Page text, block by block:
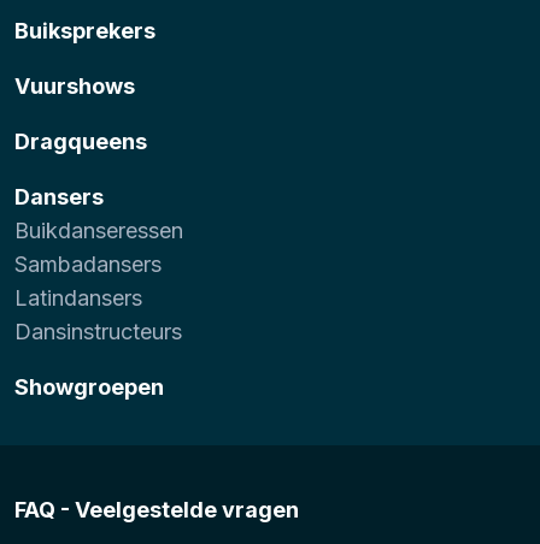
Buiksprekers
Vuurshows
Dragqueens
Dansers
Buikdanseressen
Sambadansers
Latindansers
Dansinstructeurs
Showgroepen
FAQ - Veelgestelde vragen